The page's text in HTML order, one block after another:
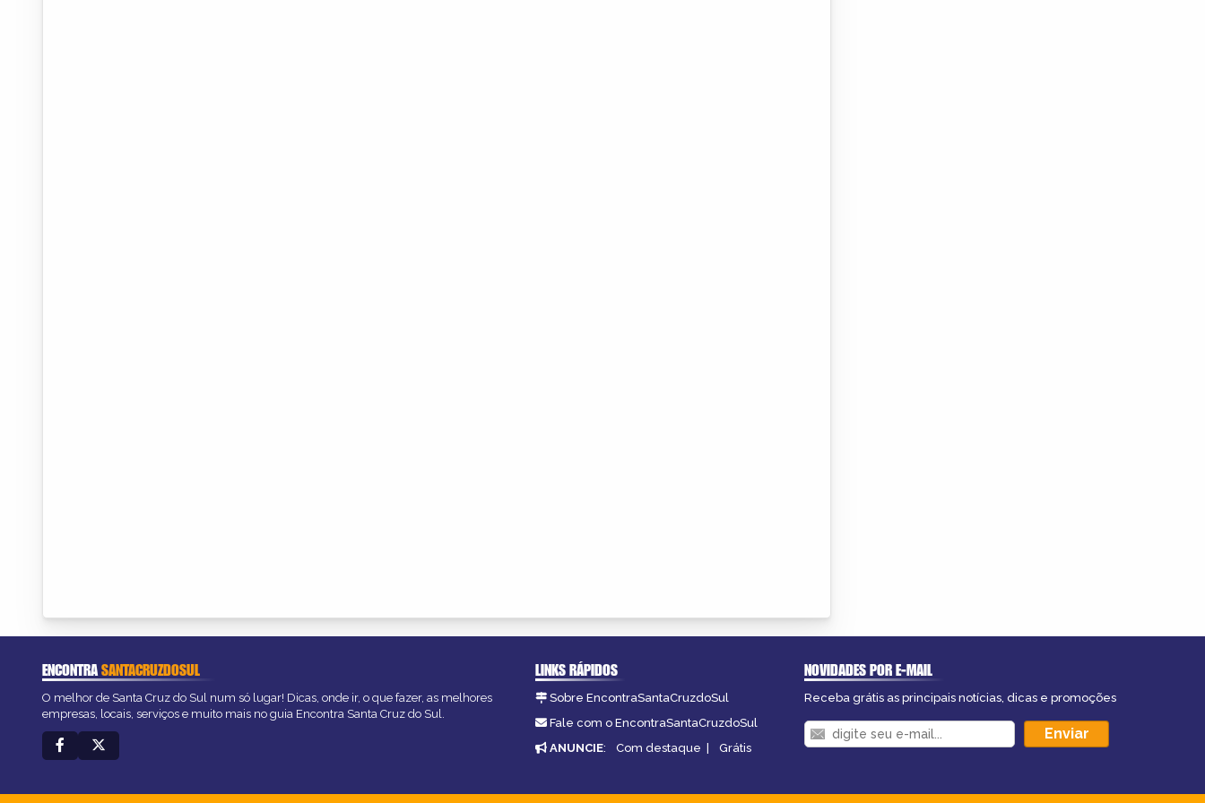
ENCONTRASANTACRUZDOSUL
O melhor de Santa Cruz do Sul num só lugar! Dicas, onde ir, o que fazer, as melhores
empresas, locais, serviços e muito mais no guia Encontra Santa Cruz do Sul.
LINKS RÁPIDOS
Sobre EncontraSantaCruzdoSul
Fale com o EncontraSantaCruzdoSul
ANUNCIE: Com destaque Grátis
NOVIDADES POR E-MAIL
Receba grátis as principais notícias, dicas e promoções